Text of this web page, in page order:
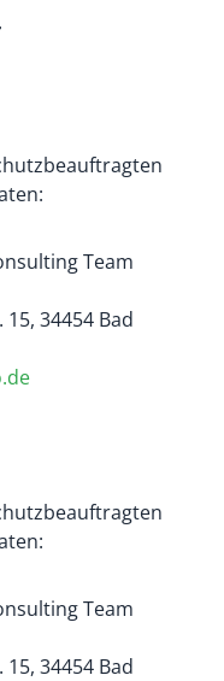
Team
34454 Bad
Team
34454 Bad